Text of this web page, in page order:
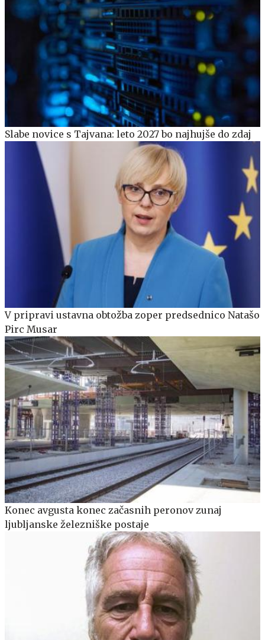
Slabe novice s Tajvana: leto 2027 bo najhujše do zdaj
V pripravi ustavna obtožba zoper predsednico Natašo
Pirc Musar
Konec avgusta konec začasnih peronov zunaj
ljubljanske železniške postaje